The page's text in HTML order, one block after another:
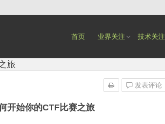
首页 业界关注 技术关注
旅
开始你的CTF比赛之旅
发表评论